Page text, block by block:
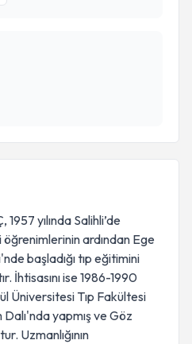
yılında Salihli’de
ardından Ege
başladığı tıp eğitimini
İhtisasını ise 1986-1990
Üniversitesi Tıp Fakültesi
yapmış ve Göz
Uzmanlığının